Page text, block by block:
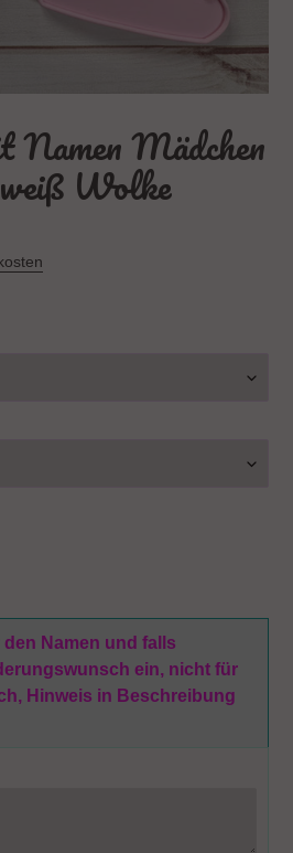
Namen Mädchen
Wolke
Namen und falls
ein, nicht für
Hinweis in Beschreibung